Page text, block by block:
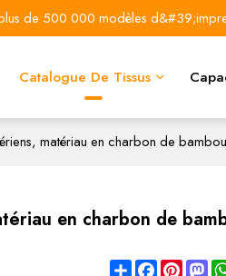
de 500 000 modèles
Catalogue De Tissus
matériau en charbon de
en charbon de
ShareFacebookPinterest